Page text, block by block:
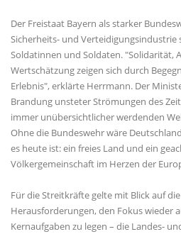
Der Freistaat Bayern als starker
Sicherheits- und Verteidigungsindustrie
Soldatinnen und Soldaten. "Solidarität,
Wertschätzung zeigen sich durch
Erlebnis", erklärte Herrmann. Der
Brandung unsteter Strömungen des
immer unübersichtlicher werdenden
Ohne die Bundeswehr wäre
es heute ist: ein freies Land und ein
Völkergemeinschaft im Herzen der
Für die Streitkräfte gelte mit Blick auf
Herausforderungen, den Fokus wieder
Kernaufgaben zu legen – die Landes-